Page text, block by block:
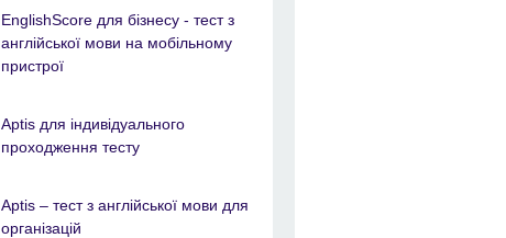
EnglishScore для бізнесу - тест з
англійської мови на мобільному
пристрої
Aptis для індивідуального
проходження тесту
Aptis – тест з англійської мови для
організацій